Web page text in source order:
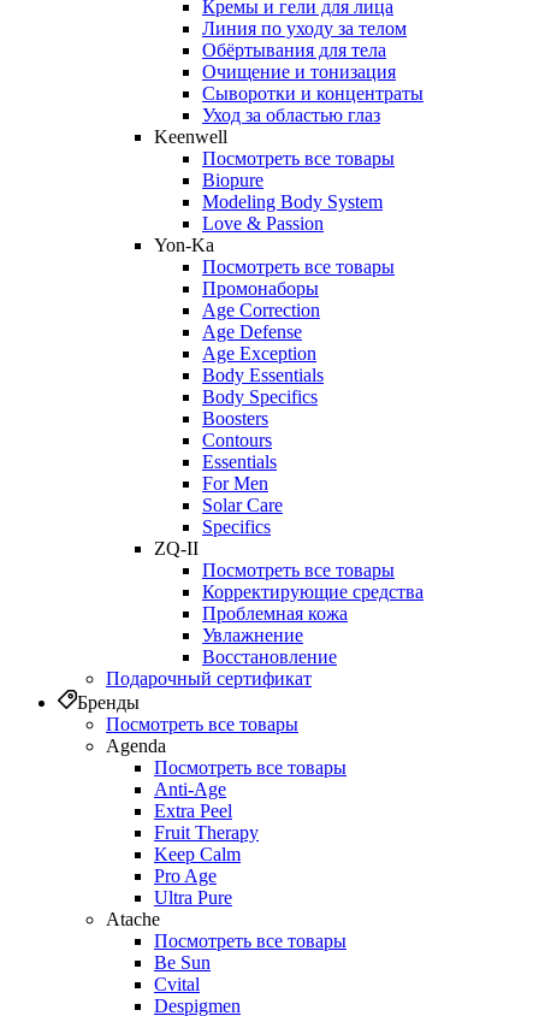
Кремы и гели для лица
Линия по уходу за телом
Обёртывания для тела
Очищение и тонизация
Сыворотки и концентраты
Уход за областью глаз
Keenwell
Посмотреть все товары
Biopure
Modeling Body System
Love & Passion
Yon-Ka
Посмотреть все товары
Промонаборы
Age Correction
Age Defense
Age Exception
Body Essentials
Body Specifics
Boosters
Contours
Essentials
For Men
Solar Care
Specifics
ZQ-II
Посмотреть все товары
Корректирующие средства
Проблемная кожа
Увлажнение
Восстановление
Подарочный сертификат
Бренды
Посмотреть все товары
Agenda
Посмотреть все товары
Anti‑Age
Extra Peel
Fruit Therapy
Keep Calm
Pro Age
Ultra Pure
Atache
Посмотреть все товары
Be Sun
Cvital
Despigmen